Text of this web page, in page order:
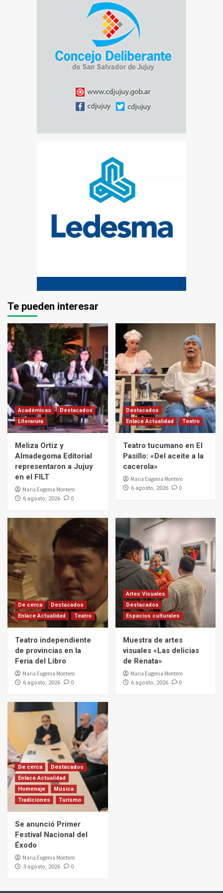
Te pueden interesar
Académicas
Destacados
Literarura
Meliza Ortiz y
Almadegoma Editorial
representaron a Jujuy
en el FILT
Maria Eugenia Montero
6 agosto, 2026 0
Destacados
Enlace Actualidad
Teatro
Teatro tucumano en El
Pasillo: «Del aceite a la
cacerola»
Maria Eugenia Montero
6 agosto, 2026 0
De cerca
Destacados
Enlace Actualidad
Teatro
Teatro independiente
de provincias en la
Feria del Libro
Maria Eugenia Montero
6 agosto, 2026 0
Artes Visuales
Destacados
Espacios culturales
Muestra de artes
visuales «Las delicias
de Renata»
Maria Eugenia Montero
6 agosto, 2026 0
De cerca
Destacados
Enlace Actualidad
Homenaje
Música
Tradiciones
Turismo
Se anunció Primer
Festival Nacional del
Éxodo
Maria Eugenia Montero
3 agosto, 2026 0